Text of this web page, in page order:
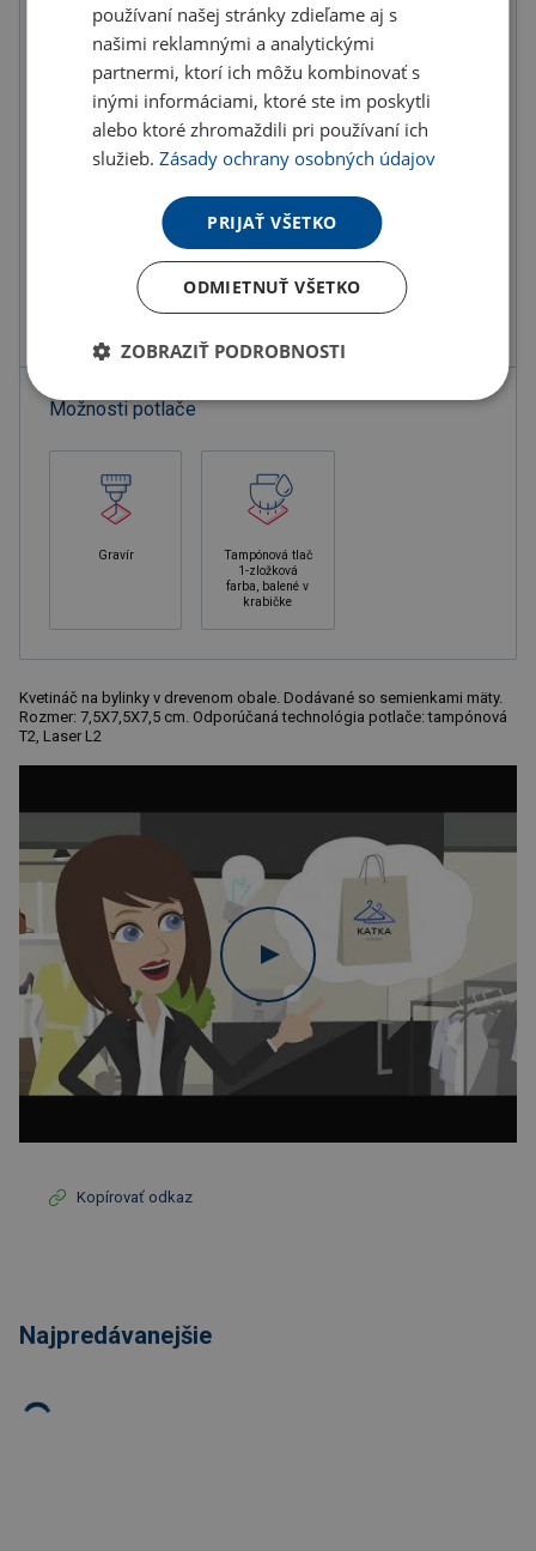
U partnera 5071 ks môžete mať 12.8. až 18.8.
Do košíka
Objednať s potlačou
Možnosti doručenia »
Osobný odber Výdajné miesta »
Pridať do obľúbených
Možnosti potlače
Gravír
Tampónová tlač
1-zložková
farba, balené v
krabičke
Kvetináč na bylinky v drevenom obale. Dodávané so semienkami mäty.
Rozmer: 7,5X7,5X7,5 cm. Odporúčaná technológia potlače: tampónová
T2, Laser L2
Kopírovať odkaz
Najpredávanejšie
používaní našej stránky zdieľame aj s
našimi reklamnými a analytickými
partnermi, ktorí ich môžu kombinovať s
inými informáciami, ktoré ste im poskytli
alebo ktoré zhromaždili pri používaní ich
služieb.Zásady ochrany osobných údajov
PRIJAŤ VŠETKO
ODMIETNUŤ VŠETKO
ZOBRAZIŤ PODROBNOSTI